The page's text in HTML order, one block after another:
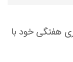
هفتگی خود با